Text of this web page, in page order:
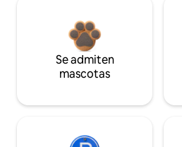
Se admiten
mascotas